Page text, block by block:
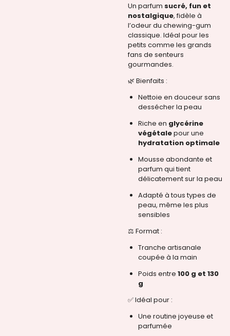
Un parfum sucré, fun et
nostalgique, fidèle à
l’odeur du chewing-gum
classique. Idéal pour les
petits comme les grands
fans de senteurs
gourmandes.
🌿 Bienfaits :
Nettoie en douceur sans
dessécher la peau
Riche en glycérine
végétalepour une
hydratation optimale
Mousse abondante et
parfum qui tient
délicatement sur la peau
Adapté à tous types de
peau, même les plus
sensibles
⚖️ Format :
Tranche artisanale
coupée à la main
Poids entre 100 g et 130
g
✅ Idéal pour :
Une routine joyeuse et
parfumée